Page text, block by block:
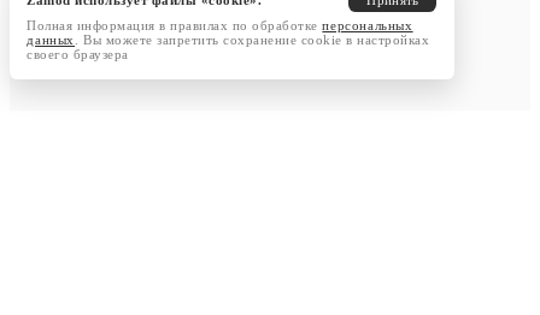
Полная информация в правилах по обработкеперсональных
данных
. Вы можете запретить сохранение cookie в настройках
своего браузера